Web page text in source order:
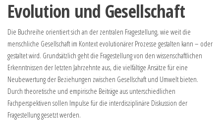
Evolution und Gesellschaft
Die Buchreihe orientiert sich an der zentralen Fragestellung, wie weit die
menschliche Gesellschaft im Kontext evolutionärer Prozesse gestalten kann – oder
gestaltet wird. Grundsätzlich geht die Fragestellung von den wissenschaftlichen
Erkenntnissen der letzten Jahrzehnte aus, die vielfältige Ansätze für eine
Neubewertung der Beziehungen zwischen Gesellschaft und Umwelt bieten.
Durch theoretische und empirische Beiträge aus unterschiedlichen
Fachperspektiven sollen Impulse für die interdisziplinäre Diskussion der
Fragestellung gesetzt werden.